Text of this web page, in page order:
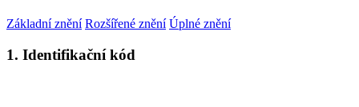
Základní znění Rozšířené znění Úplné znění
1. Identifikační kód